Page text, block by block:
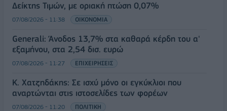
Δείκτης Τιμών, με οριακή πτώση 0,07%
07/08/2026 - 11:38 ΟΙΚΟΝΟΜΙΑ
Generali: Άνοδος 13,7% στα καθαρά κέρδη του α'
εξαμήνου, στα 2,54 δισ. ευρώ
07/08/2026 - 11:27 ΕΠΙΧΕΙΡΗΣΕΙΣ
Κ. Χατζηδάκης: Σε ισχύ μόνο οι εγκύκλιοι που
αναρτώνται στις ιστοσελίδες των φορέων
07/08/2026 - 11:20 ΠΟΛΙΤΙΚΗ